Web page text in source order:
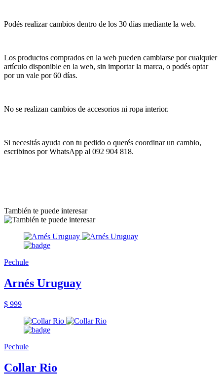
Podés realizar cambios dentro de los 30 días mediante la web.
Los productos comprados en la web pueden cambiarse por cualquier
artículo disponible en la web, sin importar la marca, o podés optar
por un vale por 60 días.
No se realizan cambios de accesorios ni ropa interior.
Si necesitás ayuda con tu pedido o querés coordinar un cambio,
escribinos por WhatsApp al 092 904 818.
También te puede interesar
Pechule
Arnés Uruguay
$ 999
Pechule
Collar Rio